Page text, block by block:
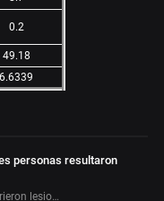
0.2
49.18
6.6339
personas resultaron
lesio…